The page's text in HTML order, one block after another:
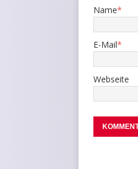
Name*
E-Mail*
Webseite